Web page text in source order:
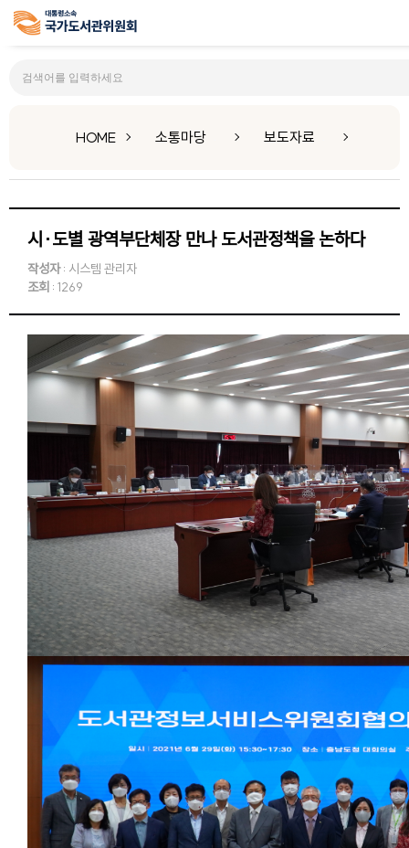
HOME 소통마당 보도자료
시·도별 광역부단체장 만나 도서관정책을 논하다
작성자: 시스템 관리자
조회 : 1269